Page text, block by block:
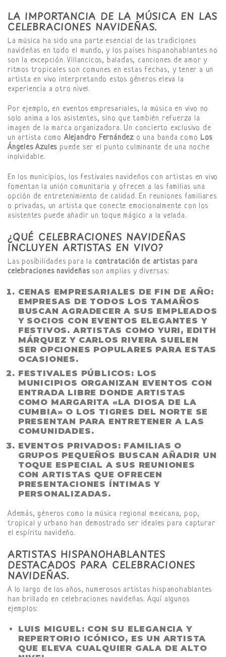
LA IMPORTANCIA DE LA MÚSICA EN LAS
CELEBRACIONES NAVIDEÑAS.
La música ha sido una parte esencial de las tradiciones
navideñas en todo el mundo, y los países hispanohablantes no
son la excepción. Villancicos, baladas, canciones de amor y
ritmos tropicales son comunes en estas fechas, y tener a un
artista en vivo interpretando estos géneros eleva la
experiencia a otro nivel.
Por ejemplo, en eventos empresariales, la música en vivo no
solo anima a los asistentes, sino que también refuerza la
imagen de la marca organizadora. Un concierto exclusivo de
un artista como Alejandro Fernández o una banda como Los
Ángeles Azules puede ser el punto culminante de una noche
inolvidable.
En los municipios, los festivales navideños con artistas en vivo
fomentan la unión comunitaria y ofrecen a las familias una
opción de entretenimiento de calidad. En reuniones familiares
o privadas, un artista que conecte emocionalmente con los
asistentes puede añadir un toque mágico a la velada.
¿QUÉ CELEBRACIONES NAVIDEÑAS
INCLUYEN ARTISTAS EN VIVO?
Las posibilidades para la contratación de artistas para
celebraciones navideñasson amplias y diversas:
CENAS EMPRESARIALES DE FIN DE AÑO:
EMPRESAS DE TODOS LOS TAMAÑOS
BUSCAN AGRADECER A SUS EMPLEADOS
Y SOCIOS CON EVENTOS ELEGANTES Y
FESTIVOS. ARTISTAS COMO YURI, EDITH
MÁRQUEZ Y CARLOS RIVERA SUELEN
SER OPCIONES POPULARES PARA ESTAS
OCASIONES.
FESTIVALES PÚBLICOS: LOS
MUNICIPIOS ORGANIZAN EVENTOS CON
ENTRADA LIBRE DONDE ARTISTAS
COMO MARGARITA «LA DIOSA DE LA
CUMBIA» O LOS TIGRES DEL NORTE SE
PRESENTAN PARA ENTRETENER A LAS
COMUNIDADES.
EVENTOS PRIVADOS: FAMILIAS O
GRUPOS PEQUEÑOS BUSCAN AÑADIR UN
TOQUE ESPECIAL A SUS REUNIONES
CON ARTISTAS QUE OFRECEN
PRESENTACIONES ÍNTIMAS Y
PERSONALIZADAS.
Además, géneros como la música regional mexicana, pop,
tropical y urbano han demostrado ser ideales para capturar
el espíritu navideño.
ARTISTAS HISPANOHABLANTES
DESTACADOS PARA CELEBRACIONES
NAVIDEÑAS.
A lo largo de los años, numerosos artistas hispanohablantes
han brillado en celebraciones navideñas. Aquí algunos
ejemplos:
LUIS MIGUEL: CON SU ELEGANCIA Y
REPERTORIO ICÓNICO, ES UN ARTISTA
QUE ELEVA CUALQUIER GALA DE ALTO